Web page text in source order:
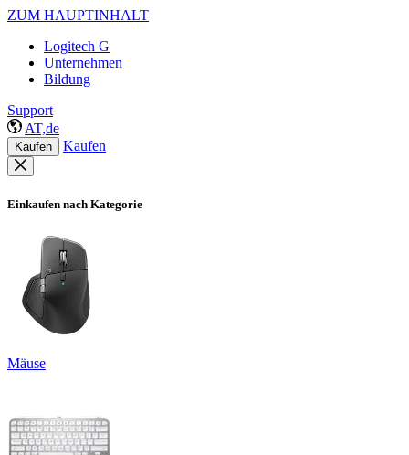
ZUM HAUPTINHALT
Logitech G
Unternehmen
Bildung
Support
AT,de
Kaufen Kaufen
Einkaufen nach Kategorie
Mäuse